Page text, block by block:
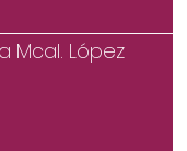
Mcal. López